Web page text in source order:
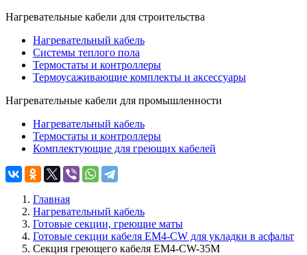
Нагревательные кабели для строительства
Нагревательный кабель
Системы теплого пола
Термостаты и контроллеры
Термоусаживающие комплекты и аксессуары
Нагревательные кабели для промышленности
Нагревательный кабель
Термостаты и контроллеры
Комплектующие для греющих кабелей
Главная
Нагревательный кабель
Готовые секции, греющие маты
Готовые секции кабеля EM4-CW для укладки в асфальт
Секция греющего кабеля EM4-CW-35M